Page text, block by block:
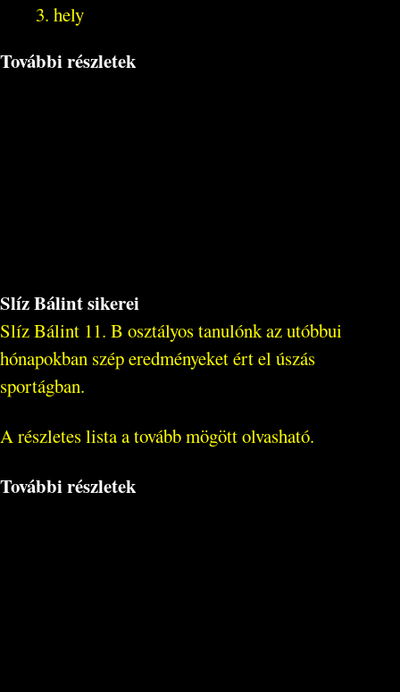
3. hely
További részletek
Slíz Bálint sikerei
Slíz Bálint 11. B osztályos tanulónk az utóbbui
hónapokban szép eredményeket ért el úszás
sportágban.
A részletes lista a tovább mögött olvasható.
További részletek